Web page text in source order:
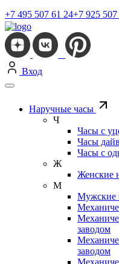
+7 495 507 61 24+7 925
Вход
Наручные часы
Ч
Часы с
Часы
Часы с
Ж
Женские
М
Мужские
заводом
заводом